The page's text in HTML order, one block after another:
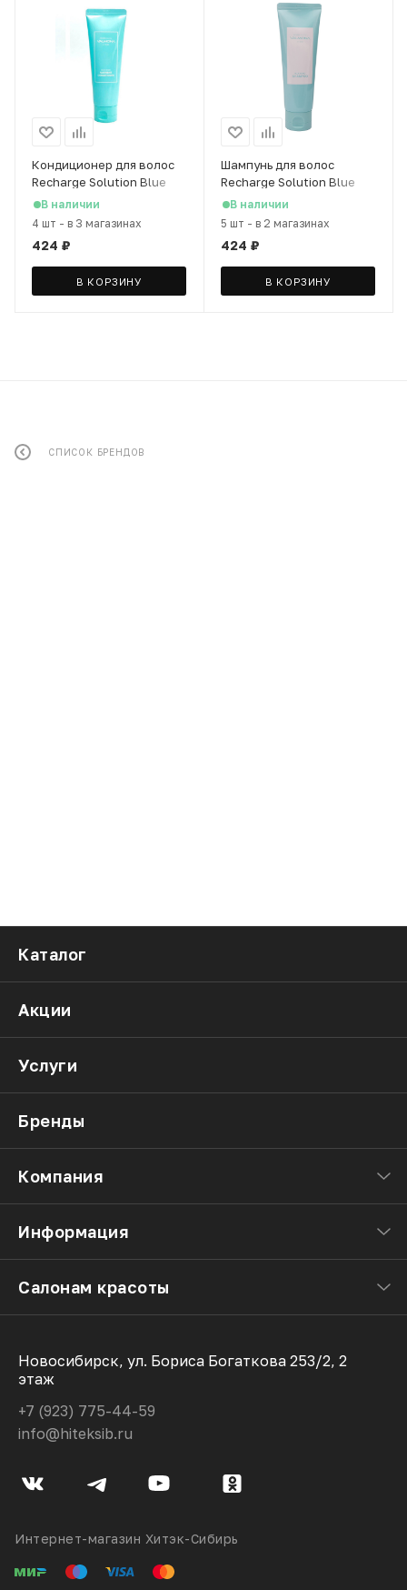
Кондиционер для волос
Recharge Solution Blue
Clinic Nutrient
Conditioner,100 мл
В наличии
4 шт - в 3 магазинах
424 ₽
В КОРЗИНУ
Шампунь для волос
Recharge Solution Blue
Clinic, 100 мл
В наличии
5 шт - в 2 магазинах
424 ₽
В КОРЗИНУ
СПИСОК БРЕНДОВ
Каталог
Акции
Услуги
Бренды
Компания
Информация
Салонам красоты
Новосибирск, ул. Бориса Богаткова 253/2, 2
этаж
+7 (923) 775-44-59
info@hiteksib.ru
Интернет-магазин Хитэк-Сибирь